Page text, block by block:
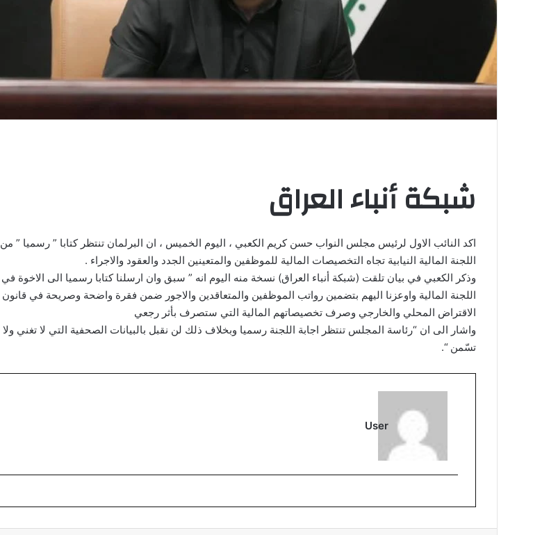
شبكة أنباء العراق
اكد النائب الاول لرئيس مجلس النواب حسن كريم الكعبي ، اليوم الخميس ، ان البرلمان تنتظر كتابا ” رسميا ” من
اللجنة المالية النيابية تجاه التخصيصات المالية للموظفين والمتعينين الجدد والعقود والاجراء .
وذكر الكعبي في بيان تلقت (شبكة أنباء العراق) نسخة منه اليوم انه ” سبق وان ارسلنا كتابا رسميا الى الاخوة في
اللجنة المالية واوعزنا اليهم بتضمين رواتب الموظفين والمتعاقدين والاجور ضمن فقرة واضحة وصريحة في قانون
الاقتراض المحلي والخارجي وصرف تخصيصاتهم المالية التي ستصرف بأثر رجعي
واشار الى ان “رئاسة المجلس تنتظر اجابة اللجنة رسميا وبخلاف ذلك لن نقبل بالبيانات الصحفية التي لا تغني ولا
تسّمن “.
User